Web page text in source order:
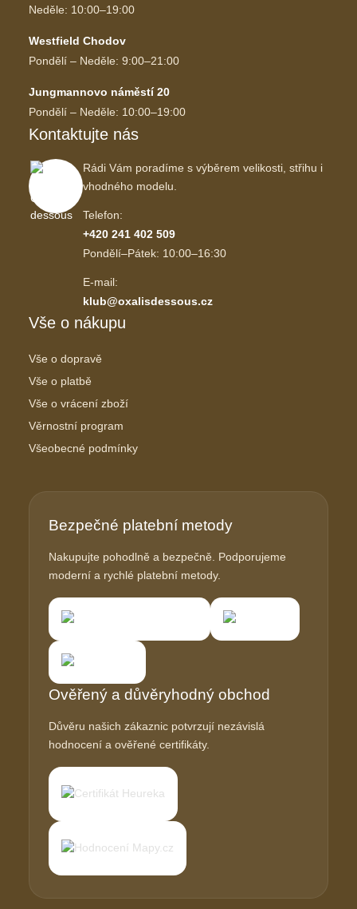
Neděle: 10:00–19:00
Westfield Chodov
Pondělí – Neděle: 9:00–21:00
Jungmannovo náměstí 20
Pondělí – Neděle: 10:00–19:00
Kontaktujte nás
Rádi Vám poradíme s výběrem velikosti, střihu i
vhodného modelu.
Telefon:
+420 241 402 509
Pondělí–Pátek: 10:00–16:30
E-mail:
klub@oxalisdessous.cz
Vše o nákupu
Vše o dopravě
Vše o platbě
Vše o vrácení zboží
Věrnostní program
Všeobecné podmínky
Bezpečné platební metody
Nakupujte pohodlně a bezpečně. Podporujeme
moderní a rychlé platební metody.
Ověřený a důvěryhodný obchod
Důvěru našich zákaznic potvrzují nezávislá
hodnocení a ověřené certifikáty.